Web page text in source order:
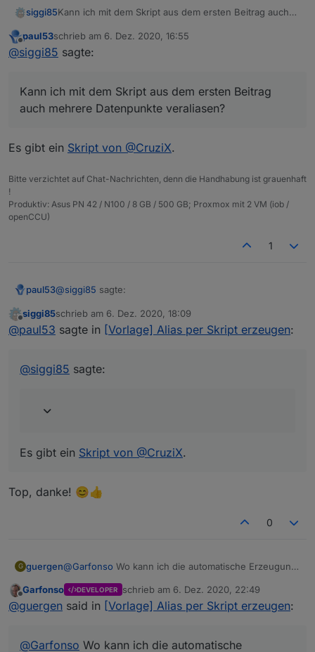
siggi85Kann ich mit dem Skript aus dem ersten Beitrag auch
irgendwie ein Array für idOrigin und idAlias für
gleichartige Aliase nutzen?
Offline
paul53schrieb am 6. Dez. 2020, 16:55
zuletzt editiert von
@siggi85 sagte:
Kann ich mit dem Skript aus dem ersten Beitrag
auch mehrere Datenpunkte veraliasen?
Es gibt ein Skript von @CruziX.
Bitte verzichtet auf Chat-Nachrichten, denn die Handhabung ist grauenhaft
!
Produktiv: Asus PN 42 / N100 / 8 GB / 500 GB; Proxmox mit 2 VM (iob /
openCCU)
1
paul53@siggi85 sagte:
Kann ich mit dem Skript aus dem ersten Beitrag
Offline
siggi85schrieb am 6. Dez. 2020, 18:09
zuletzt editiert von
@paul53 sagte in [Vorlage] Alias per Skript erzeugen:
@siggi85 sagte:
Es gibt ein Skript von @CruziX.
Top, danke! 😊👍
0
G guergen@Garfonso Wo kann ich die automatische Erzeugung
Garfonso DEVELOPER schrieb am 6. Dez. 2020, 22:49
zuletzt editiert von
@guergen said in [Vorlage] Alias per Skript erzeugen:
@Garfonso Wo kann ich die automatische